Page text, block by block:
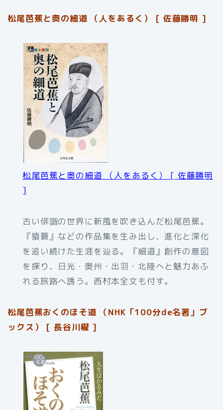
松尾芭蕉と奥の細道 （人をあるく） [ 佐藤勝明 ]
松尾芭蕉と奥の細道 （人をあるく） [ 佐藤勝明
]
古い俳諧の世界に新風を吹き込んだ松尾芭蕉。
『猿蓑』などの作品集を生み出し、進化と深化
を追い続けた生涯を辿る。『細道』創作の意図
を探り、日光・奥州・出羽・北陸へと魅力あふ
れる旅路へ誘う。西村本全文も付す。
松尾芭蕉おくのほそ道 （NHK「100分de名著」ブ
ックス） [ 長谷川櫂 ]